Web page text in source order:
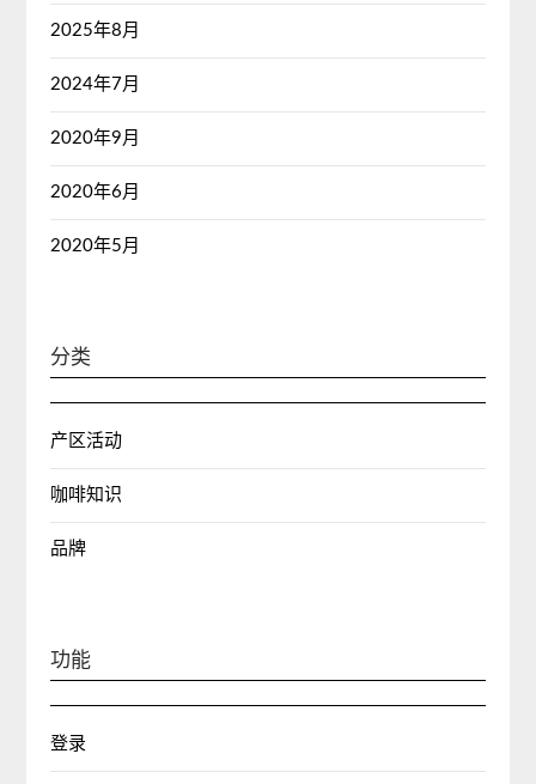
2025年8月
2024年7月
2020年9月
2020年6月
2020年5月
分类
产区活动
咖啡知识
品牌
功能
登录